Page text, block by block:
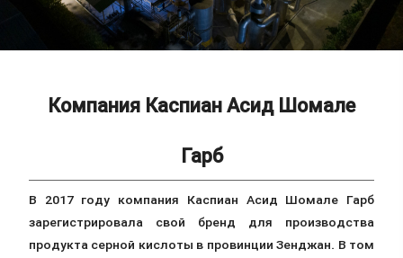
Компания Каспиан Асид Шомале
Гарб
В 2017 году компания Каспиан Асид Шомале Гарб
зарегистрировала свой бренд для производства
продукта серной кислоты в провинции Зенджан. В том